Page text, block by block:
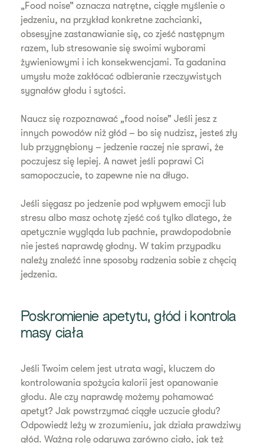
„Food noise” oznacza natrętne, ciągłe myślenie o
jedzeniu, na przykład konkretne zachcianki,
obsesyjne zastanawianie się, co zjeść następnym
razem, lub stresowanie się swoimi wyborami
żywieniowymi i ich konsekwencjami. Ta gadanina
umysłu może zakłócać odbieranie rzeczywistych
sygnałów głodu i sytości.
Naucz się rozpoznawać „food noise” Jeśli jesz z
innych powodów niż głód – bo się nudzisz, jesteś zły
lub przygnębiony – jedzenie raczej nie sprawi, że
poczujesz się lepiej. A nawet jeśli poprawi Ci
samopoczucie, to zapewne nie na długo.
Jeśli sięgasz po jedzenie pod wpływem emocji lub
stresu albo masz ochotę zjeść coś tylko dlatego, że
apetycznie wygląda lub pachnie, prawdopodobnie
nie jesteś naprawdę głodny. W takim przypadku
należy znaleźć inne sposoby radzenia sobie z chęcią
jedzenia.
Poskromienie apetytu, głód i kontrola
masy ciała
Jeśli Twoim celem jest utrata wagi, kluczem do
kontrolowania spożycia kalorii jest opanowanie
głodu. Ale czy naprawdę możemy pohamować
apetyt? Jak powstrzymać ciągłe uczucie głodu?
Odpowiedź leży w zrozumieniu, jak działa prawdziwy
głód. Ważną rolę odgrywa zarówno ciało, jak też